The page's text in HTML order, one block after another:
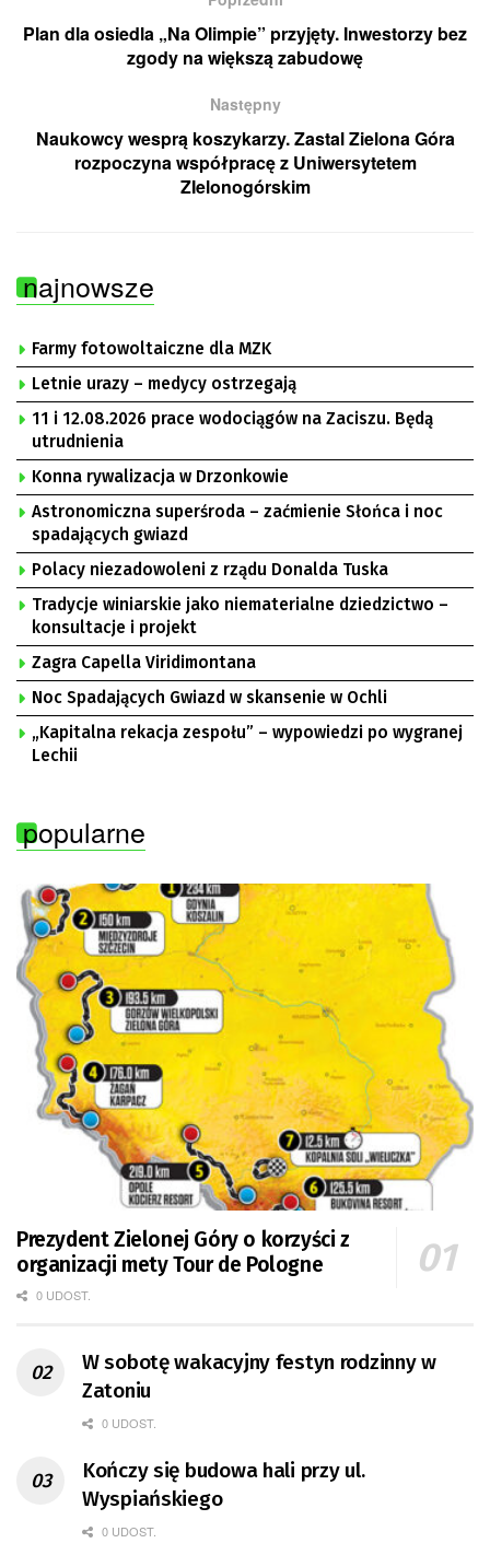
Plan dla osiedla „Na Olimpie” przyjęty. Inwestorzy bez
zgody na większą zabudowę
Następny
Naukowcy wesprą koszykarzy. Zastal Zielona Góra
rozpoczyna współpracę z Uniwersytetem
ZIelonogórskim
najnowsze
Farmy fotowoltaiczne dla MZK
Letnie urazy – medycy ostrzegają
11 i 12.08.2026 prace wodociągów na Zaciszu. Będą
utrudnienia
Konna rywalizacja w Drzonkowie
Astronomiczna superśroda – zaćmienie Słońca i noc
spadających gwiazd
Polacy niezadowoleni z rządu Donalda Tuska
Tradycje winiarskie jako niematerialne dziedzictwo –
konsultacje i projekt
Zagra Capella Viridimontana
Noc Spadających Gwiazd w skansenie w Ochli
„Kapitalna rekacja zespołu” – wypowiedzi po wygranej
Lechii
popularne
Prezydent Zielonej Góry o korzyści z
organizacji mety Tour de Pologne
0 UDOST.
W sobotę wakacyjny festyn rodzinny w
Zatoniu
0 UDOST.
Kończy się budowa hali przy ul.
Wyspiańskiego
0 UDOST.